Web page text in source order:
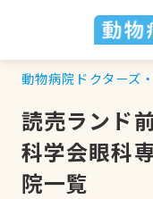
動物病院ドクターズ
読売ランド
科学会眼科
院一覧